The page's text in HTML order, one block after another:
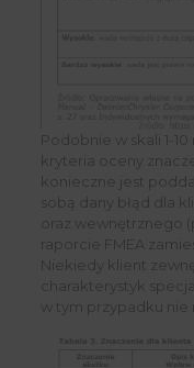
Podobnie w skali 1-
kryteria oceny
konieczne jest
sobą dany błąd dla
oraz wewnętrznego
raporcie FMEA
Niekiedy klient
charakterystyk
w tym przypadku nie